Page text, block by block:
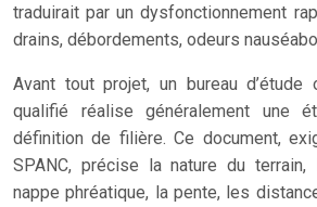
traduirait par un dysfonctionnement
drains, débordements, odeurs
Avant tout projet, un bureau d’étude
qualifié réalise généralement une
définition de filière. Ce document,
SPANC, précise la nature du
nappe phréatique, la pente, les